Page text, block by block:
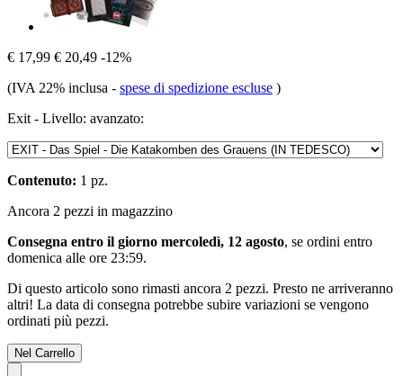
€ 17,99 € 20,49 -12%
(IVA 22% inclusa - spese di spedizione escluse )
Exit - Livello: avanzato:
Contenuto: 1 pz.
Ancora 2 pezzi in magazzino
Consegna entro il giorno mercoledì, 12 agosto, se ordini entro
domenica alle ore 23:59.
Di questo articolo sono rimasti ancora 2 pezzi. Presto ne arriveranno
altri! La data di consegna potrebbe subire variazioni se vengono
ordinati più pezzi.
Nel Carrello